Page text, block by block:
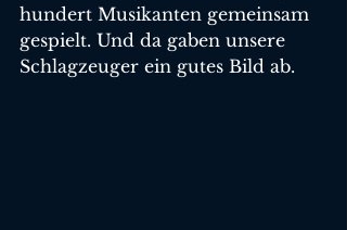
hundert Musikanten gemeinsam
gespielt. Und da gaben unsere
Schlagzeuger ein gutes Bild ab.